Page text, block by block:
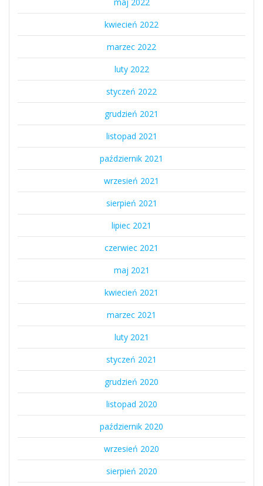
kwiecień 2022
marzec 2022
luty 2022
styczeń 2022
grudzień 2021
listopad 2021
październik 2021
wrzesień 2021
sierpień 2021
lipiec 2021
czerwiec 2021
maj 2021
kwiecień 2021
marzec 2021
luty 2021
styczeń 2021
grudzień 2020
listopad 2020
październik 2020
wrzesień 2020
sierpień 2020